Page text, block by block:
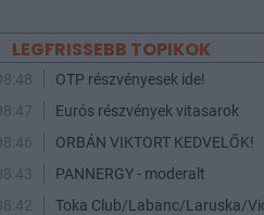
LEGFRISSEBB TOPIKOK
OTP részvényesek ide!
Eurós részvények vitasarok
ORBÁN VIKTORT KEDVELŐK!
PANNERGY - moderalt